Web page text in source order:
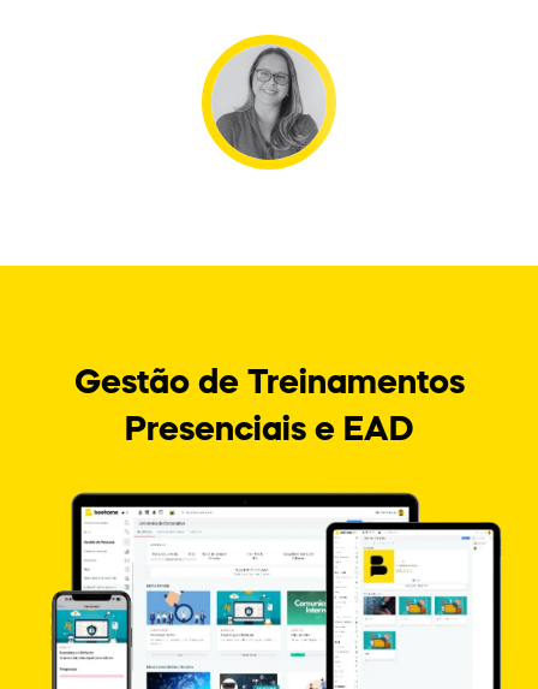
Gestão de Treinamentos
Presenciais e EAD